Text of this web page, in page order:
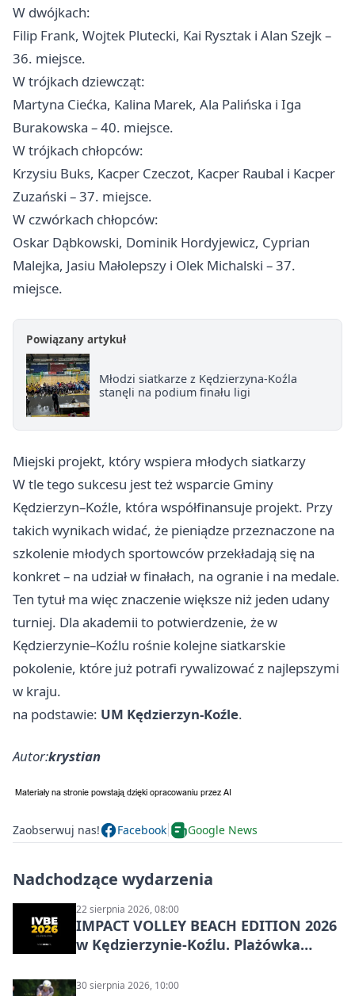
W dwójkach:
Filip Frank, Wojtek Plutecki, Kai Rysztak i Alan Szejk –
36. miejsce.
W trójkach dziewcząt:
Martyna Ciećka, Kalina Marek, Ala Palińska i Iga
Burakowska – 40. miejsce.
W trójkach chłopców:
Krzysiu Buks, Kacper Czeczot, Kacper Raubal i Kacper
Zuzański – 37. miejsce.
W czwórkach chłopców:
Oskar Dąbkowski, Dominik Hordyjewicz, Cyprian
Malejka, Jasiu Małolepszy i Olek Michalski – 37.
miejsce.
Powiązany artykuł
Młodzi siatkarze z Kędzierzyna-Koźla
stanęli na podium finału ligi
Miejski projekt, który wspiera młodych siatkarzy
W tle tego sukcesu jest też wsparcie Gminy
Kędzierzyn–Koźle, która współfinansuje projekt. Przy
takich wynikach widać, że pieniądze przeznaczone na
szkolenie młodych sportowców przekładają się na
konkret – na udział w finałach, na ogranie i na medale.
Ten tytuł ma więc znaczenie większe niż jeden udany
turniej. Dla akademii to potwierdzenie, że w
Kędzierzynie–Koźlu rośnie kolejne siatkarskie
pokolenie, które już potrafi rywalizować z najlepszymi
w kraju.
na podstawie: UM Kędzierzyn-Koźle.
Autor:krystian
Zaobserwuj nas! Facebook Google News
Nadchodzące wydarzenia
22 sierpnia 2026, 08:00
IMPACT VOLLEY BEACH EDITION 2026
w Kędzierzynie-Koźlu. Plażówka
30 sierpnia 2026, 10:00